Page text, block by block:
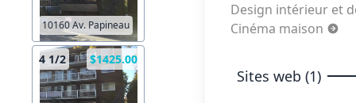
10160 Av. Papineau
4 1/2 $1425.00
Design intérieur et
Cinéma maison
Sites web (1)